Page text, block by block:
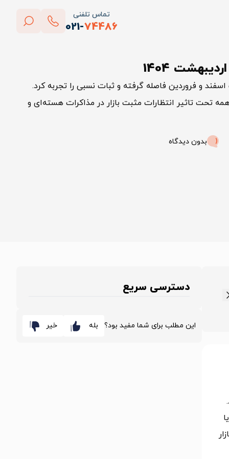
تماس تلفنی
021-74486
پاک کردن
1404
اردیبهشت 1404 از التهاب اسفند و فروردین فاصله گرفته و ثبات نسبی را تجربه کرد.
تاثیر انتظارات مثبت بازار در مذاکرات هسته‌ای و
بدون دیدگاه
دسترسی سریع
این مطلب برای شما مفید بود؟ بله خیر